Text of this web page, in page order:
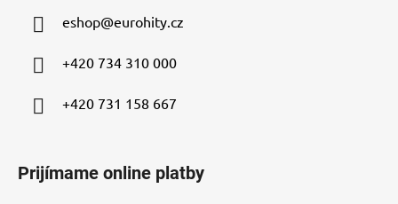
eshop@eurohity.cz
+420 734 310 000
+420 731 158 667
Prijímame online platby